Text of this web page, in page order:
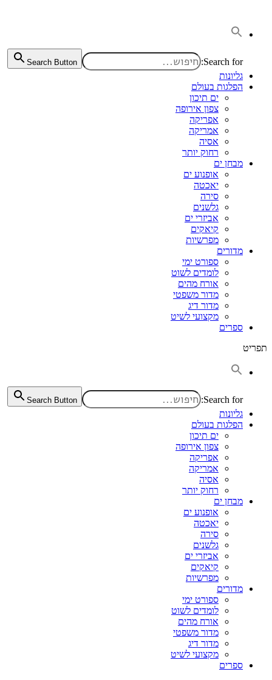
Search for:
Search Button
גליונות
הפלגות בעולם
ים תיכון
צפון אירופה
אפריקה
אמריקה
אסיה
רחוק יותר
מבחן ים
אופנוע ים
יאכטה
סירה
גלשנים
אביזרי ים
קיאקים
מפרשיות
מדורים
ספורט ימי
לומדים לשוט
אורח מהים
מדור משפטי
מדור דיג
מקצועי לשיט
ספרים
תפריט
Search for:
Search Button
גליונות
הפלגות בעולם
ים תיכון
צפון אירופה
אפריקה
אמריקה
אסיה
רחוק יותר
מבחן ים
אופנוע ים
יאכטה
סירה
גלשנים
אביזרי ים
קיאקים
מפרשיות
מדורים
ספורט ימי
לומדים לשוט
אורח מהים
מדור משפטי
מדור דיג
מקצועי לשיט
ספרים